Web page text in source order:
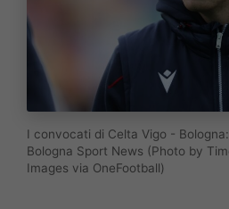
I convocati di Celta Vigo -
Bologna Sport News (Photo by
Images via OneFootball)